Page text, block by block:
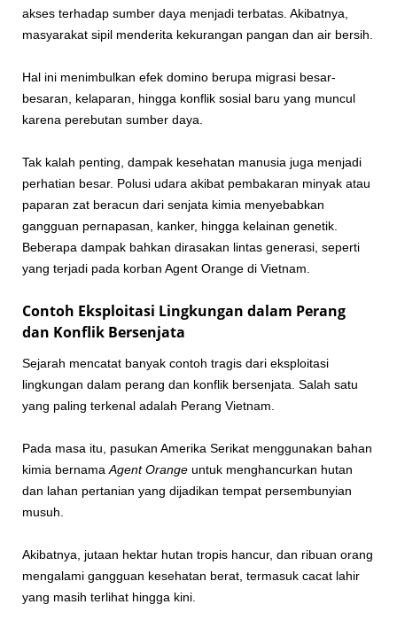
akses terhadap sumber daya menjadi terbatas. Akibatnya,
masyarakat sipil menderita kekurangan pangan dan air bersih.
Hal ini menimbulkan efek domino berupa migrasi besar-
besaran, kelaparan, hingga konflik sosial baru yang muncul
karena perebutan sumber daya.
Tak kalah penting, dampak kesehatan manusia juga menjadi
perhatian besar. Polusi udara akibat pembakaran minyak atau
paparan zat beracun dari senjata kimia menyebabkan
gangguan pernapasan, kanker, hingga kelainan genetik.
Beberapa dampak bahkan dirasakan lintas generasi, seperti
yang terjadi pada korban Agent Orange di Vietnam.
Contoh Eksploitasi Lingkungan dalam Perang
dan Konflik Bersenjata
Sejarah mencatat banyak contoh tragis dari eksploitasi
lingkungan dalam perang dan konflik bersenjata. Salah satu
yang paling terkenal adalah Perang Vietnam.
Pada masa itu, pasukan Amerika Serikat menggunakan bahan
kimia bernama Agent Orange untuk menghancurkan hutan
dan lahan pertanian yang dijadikan tempat persembunyian
musuh.
Akibatnya, jutaan hektar hutan tropis hancur, dan ribuan orang
mengalami gangguan kesehatan berat, termasuk cacat lahir
yang masih terlihat hingga kini.